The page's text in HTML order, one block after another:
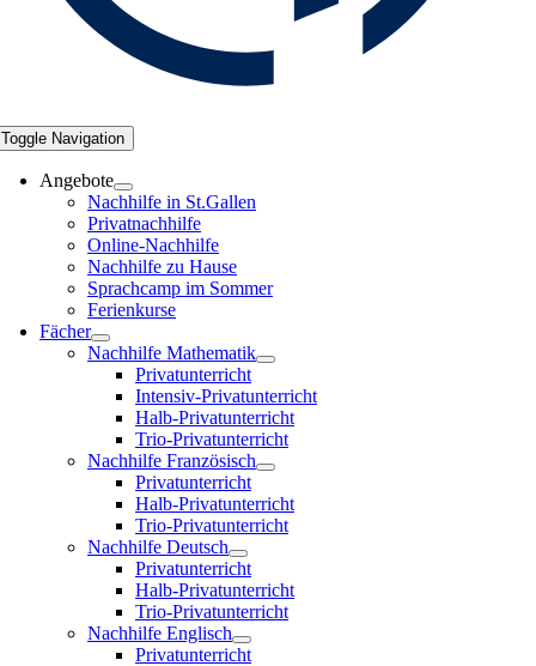
Toggle Navigation
Angebote
Nachhilfe in St.Gallen
Privatnachhilfe
Online-Nachhilfe
Nachhilfe zu Hause
Sprachcamp im Sommer
Ferienkurse
Fächer
Nachhilfe Mathematik
Privatunterricht
Intensiv-Privatunterricht
Halb-Privatunterricht
Trio-Privatunterricht
Nachhilfe Französisch
Privatunterricht
Halb-Privatunterricht
Trio-Privatunterricht
Nachhilfe Deutsch
Privatunterricht
Halb-Privatunterricht
Trio-Privatunterricht
Nachhilfe Englisch
Privatunterricht